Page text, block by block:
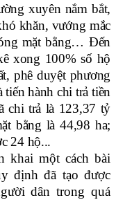
xuyên nắm bắt,
khăn, vướng mắc
mặt bằng… Đến
xong 100% số hộ
phê duyệt phương
hành chi trả tiền
chi trả là 123,37 tỷ
bằng là 44,98 ha;
24 hộ...
khai một cách bài
định đã tạo được
dân trong quá